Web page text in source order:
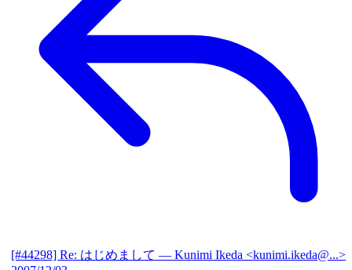
[#44298] Re: はじめまして — Kunimi Ikeda <kunimi.ikeda@...>